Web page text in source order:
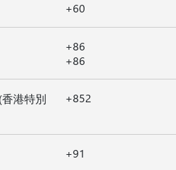
+60
+86
+86
港特別
+852
+91